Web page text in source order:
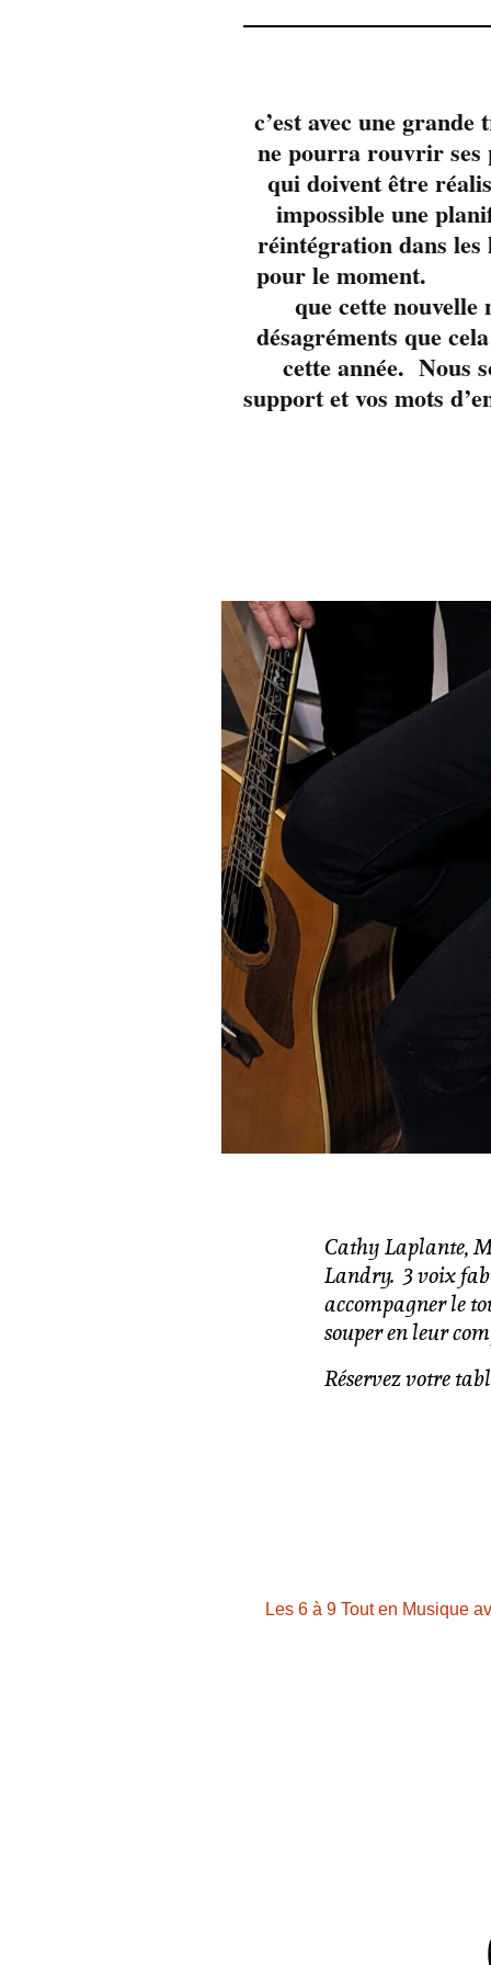
Cathy Laplante,
Landry. 3 voix
accompagner le
souper en leur
Réservez votre
Les 6 à 9 Tout en Musique
c’est avec une
ne pourra rouvrir
qui doivent être
impossible une
réintégration dans
pour
que cette nouvelle
désagréments que
cette année. Nous
support et vos mots